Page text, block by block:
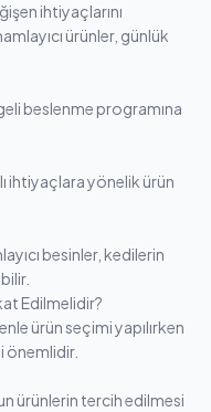
ihtiyaçlarını
ürünler, günlük
beslenme programına
ihtiyaçlara yönelik ürün
besinler, kedilerin
Edilmelidir?
ürün seçimi yapılırken
önemlidir.
ürünlerin tercih edilmesi